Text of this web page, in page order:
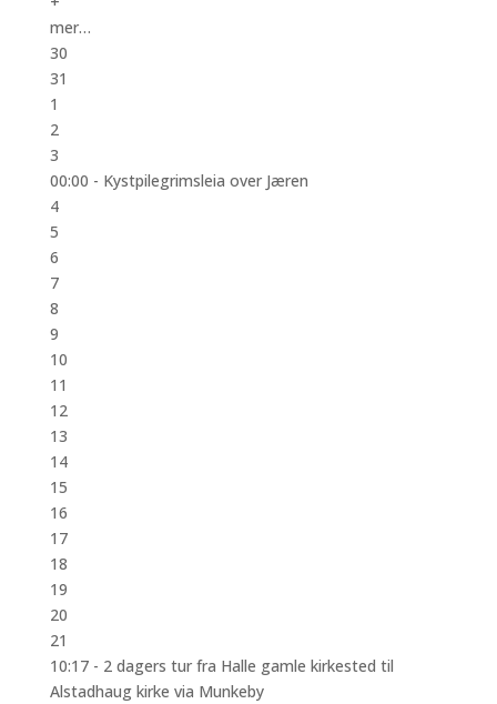
mer…
30
31
1
2
3
00:00 - Kystpilegrimsleia over Jæren
4
5
6
7
8
9
10
11
12
13
14
15
16
17
18
19
20
21
10:17 - 2 dagers tur fra Halle gamle kirkested til
Alstadhaug kirke via Munkeby